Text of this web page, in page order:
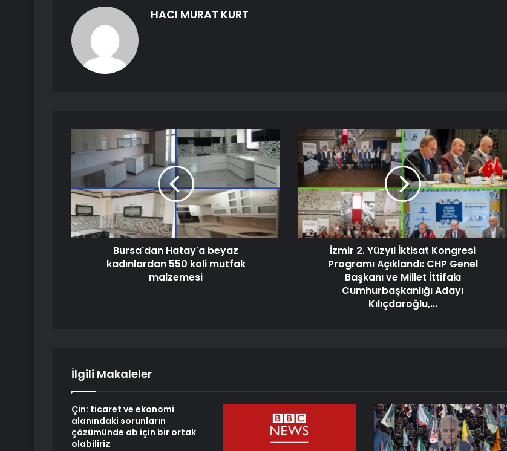
HACI MURAT KURT
Bursa'dan Hatay'a beyaz
kadınlardan 550 koli mutfak
malzemesi
İzmir 2. Yüzyıl İktisat Kongresi
Programı Açıklandı: CHP Genel
Başkanı ve Millet İttifakı
Cumhurbaşkanlığı Adayı
Kılıçdaroğlu,...
İlgili Makaleler
Çin: ticaret ve ekonomi
alanındaki sorunların
çözümünde ab için bir ortak
olabiliriz